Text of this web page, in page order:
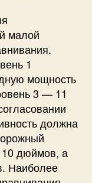
малой
1
мощность
3 — 11
должна
10 дюймов, а
Наиболее